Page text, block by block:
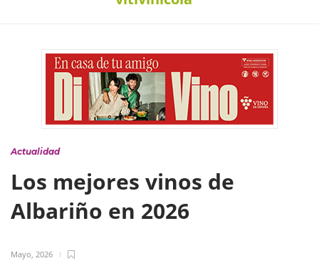
Actualidad
Los mejores vinos de
Albariño en 2026
Mayo, 2026